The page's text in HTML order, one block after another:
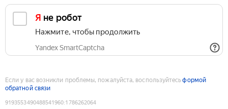
Я не робот
Нажмите, чтобы продолжить
Yandex SmartCaptcha
Если у вас возникли проблемы, пожалуйста, воспользуйтесьформой
обратной связи
9193553490488541960:1786262064